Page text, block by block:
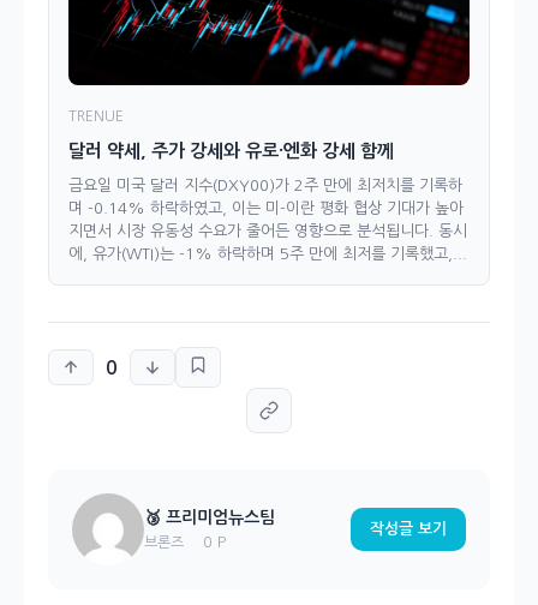
TRENUE
달러 약세, 주가 강세와 유로·엔화 강세 함께
금요일 미국 달러 지수(DXY00)가 2주 만에 최저치를 기록하
며 -0.14% 하락하였고, 이는 미-이란 평화 협상 기대가 높아
지면서 시장 유동성 수요가 줄어든 영향으로 분석됩니다. 동시
에, 유가(WTI)는 -1% 하락하며 5주 만에 최저를 기록했고,...
0
🥉 프리미엄뉴스팀
브론즈 0 P
작성글 보기